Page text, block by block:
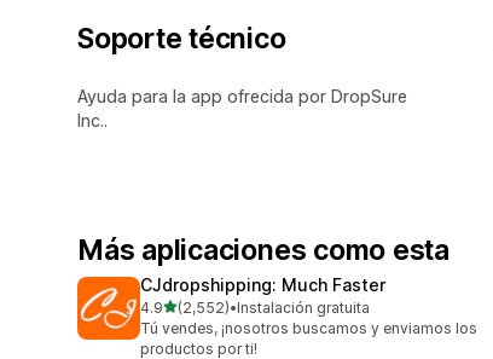
Soporte técnico
Ayuda para la app ofrecida por DropSure
Inc..
Más aplicaciones como esta
CJdropshipping: Much Faster
4.9de 5 estrellas
(2,552)
2552 reseñas en total
•Instalación gratuita
Tú vendes, ¡nosotros buscamos y enviamos los
productos por ti!